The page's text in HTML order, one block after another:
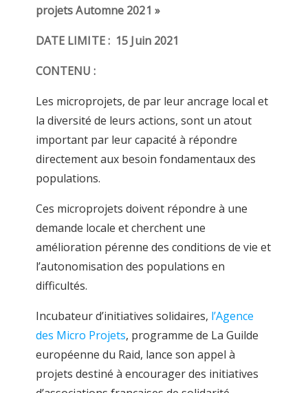
projets Automne 2021 »
DATE LIMITE : 15 Juin 2021
CONTENU :
Les microprojets, de par leur ancrage local et
la diversité de leurs actions, sont un atout
important par leur capacité à répondre
directement aux besoin fondamentaux des
populations.
Ces microprojets doivent répondre à une
demande locale et cherchent une
amélioration pérenne des conditions de vie et
l’autonomisation des populations en
difficultés.
Incubateur d’initiatives solidaires, l’Agence
des Micro Projets, programme de La Guilde
européenne du Raid, lance son appel à
projets destiné à encourager des initiatives